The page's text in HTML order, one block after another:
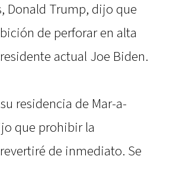
Donald Trump, dijo que
de perforar en alta
actual Joe Biden.
residencia de Mar-a-
que prohibir la
de inmediato. Se